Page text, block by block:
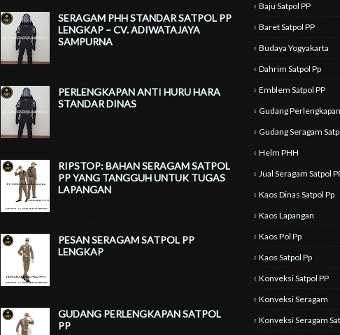
SERAGAM PHH STANDAR SATPOL PP
LENGKAP – CV. ADIWATAJAYA
SAMPURNA
PERLENGKAPAN ANTI HURU HARA
STANDAR DINAS
RIPSTOP: BAHAN SERAGAM SATPOL
PP YANG TANGGUH UNTUK TUGAS
LAPANGAN
PESAN SERAGAM SATPOL PP
LENGKAP
GUDANG PERLENGKAPAN SATPOL
PP
Baju Satpol PP
Baret Satpol PP
Budaya Yogyakarta
Dahrim Satpol Pp
Emblem Satpol PP
Gudang
Gudang Seragam
Helm PHH
Jual Seragam Satpol
Kaos Dinas Satpol Pp
Kaos Lapangan
Kaos Pol Pp
Kaos Satpol Pp
Konveksi Satpol PP
Konveksi Seragam
Konveksi Seragam